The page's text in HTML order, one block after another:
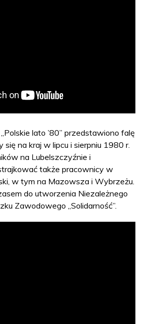
lato ’80” przedstawiono falę
się na kraj w lipcu i sierpniu 1980 r.
na Lubelszczyźnie i
także pracownicy w
w tym na Mazowsza i Wybrzeżu.
do utworzenia Niezależnego
Zawodowego „Solidarność”.